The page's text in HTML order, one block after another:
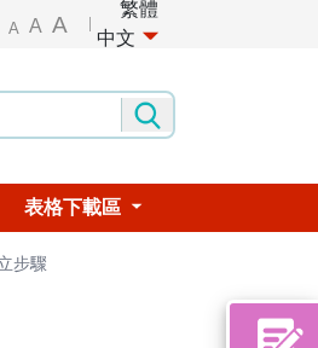
A A A
繁體
中文
表格下載區
步驟